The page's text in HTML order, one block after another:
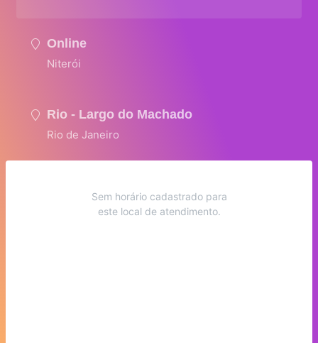
Online
Niterói
Rio - Largo do Machado
Rio de Janeiro
Sem horário cadastrado para
este local de atendimento.